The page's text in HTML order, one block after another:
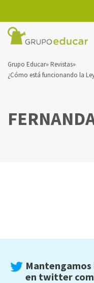
Grupo Educar Revistas
¿Cómo está funcionando la
Mantengamos
en twitter